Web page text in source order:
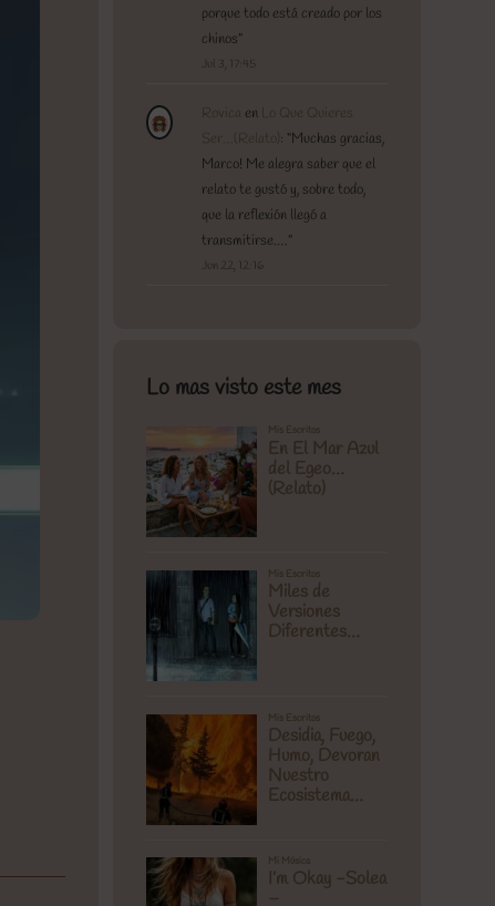
porque todo está creado por los
chinos”
Jul 3, 17:45
Rovica en
Lo Que Quieres
Ser…(Relato) : “Muchas gracias,
Marco! Me alegra saber que el
relato te gustó y, sobre todo,
que la reflexión llegó a
transmitirse.…”
Jun 22, 12:16
Lo mas visto este mes